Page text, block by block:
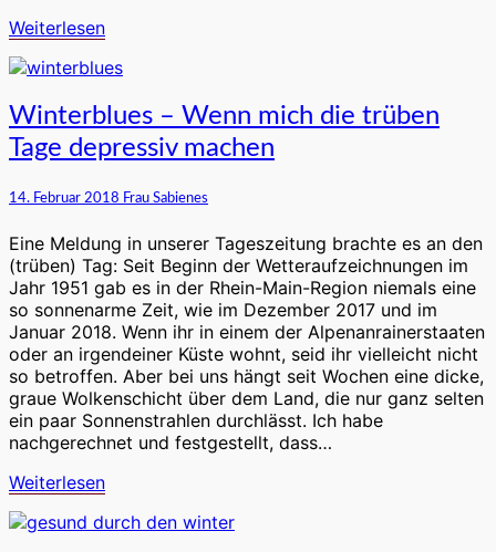
WeiterlesenWeiterlesen
Winterblues
–
Wenn
die
Tage
depressiv
machen
Winterblues – Wenn mich die trüben
Tage depressiv machen
14. Februar 2018 Frau Sabienes
Eine Meldung in unserer Tageszeitung brachte es an den
(trüben) Tag: Seit Beginn der Wetteraufzeichnungen im
Jahr 1951 gab es in der Rhein-Main-Region niemals eine
so sonnenarme Zeit, wie im Dezember 2017 und im
Januar 2018. Wenn ihr in einem der Alpenanrainerstaaten
oder an irgendeiner Küste wohnt, seid ihr vielleicht nicht
so betroffen. Aber bei uns hängt seit Wochen eine dicke,
graue Wolkenschicht über dem Land, die nur ganz selten
ein paar Sonnenstrahlen durchlässt. Ich habe
nachgerechnet und festgestellt, dass…
WeiterlesenWeiterlesen